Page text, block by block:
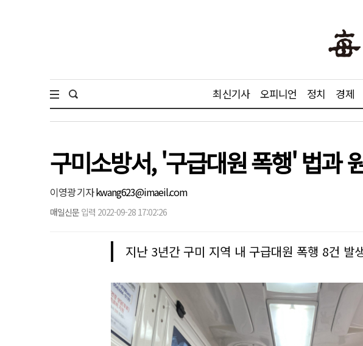
최신기사 오피니언 정치 경제
구미소방서, '구급대원 폭행' 법과
이영광 기자kwang623@imaeil.com
매일신문 입력 2022-09-28 17:02:26
지난 3년간 구미 지역 내 구급대원 폭행 8건 발